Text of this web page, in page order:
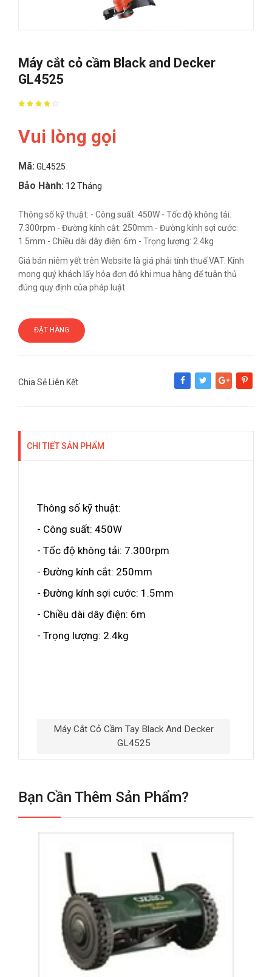
Máy cắt cỏ cầm Black and Decker
GL4525
Vui lòng gọi
Mã: GL4525
Bảo Hành: 12 Tháng
Thông số kỹ thuật: - Công suất: 450W - Tốc độ không tải:
7.300rpm - Đường kính cắt: 250mm - Đường kính sợi cước:
1.5mm - Chiều dài dây điện: 6m - Trọng lượng: 2.4kg
Giá bán niêm yết trên Website là giá phải tính thuế VAT. Kính
mong quý khách lấy hóa đơn đỏ khi mua hàng để tuân thủ
đúng quy định của pháp luật
ĐẶT HÀNG
Chia Sẻ Liên Kết
Share Tweet Google+Pinterest
CHI TIẾT SẢN PHẨM
Thông số kỹ thuật:
- Công suất: 450W
- Tốc độ không tải: 7.300rpm
- Đường kính cắt: 250mm
- Đường kính sợi cước: 1.5mm
- Chiều dài dây điện: 6m
- Trọng lượng: 2.4kg
Máy Cắt Cỏ Cầm Tay Black And Decker
GL4525
Bạn Cần Thêm Sản Phẩm?